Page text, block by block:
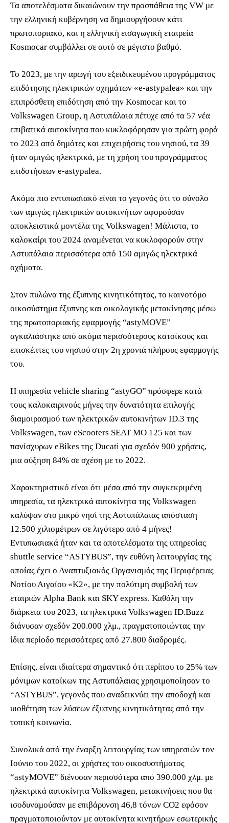
Τα αποτελέσματα δικαιώνουν την προσπάθεια της VW με
την ελληνική κυβέρνηση να δημιουργήσουν κάτι
πρωτοποριακό, και η ελληνική εισαγωγική εταιρεία
Kosmocar συμβάλλει σε αυτό σε μέγιστο βαθμό.
Το 2023, με την αρωγή του εξειδικευμένου προγράμματος
επιδότησης ηλεκτρικών οχημάτων «e-astypalea» και την
επιπρόσθετη επιδότηση από την Kosmocar και το
Volkswagen Group, η Αστυπάλαια πέτυχε από τα 57 νέα
επιβατικά αυτοκίνητα που κυκλοφόρησαν για πρώτη φορά
το 2023 από δημότες και επιχειρήσεις του νησιού, τα 39
ήταν αμιγώς ηλεκτρικά, με τη χρήση του προγράμματος
επιδοτήσεων e-astypalea.
Ακόμα πιο εντυπωσιακό είναι το γεγονός ότι το σύνολο
των αμιγώς ηλεκτρικών αυτοκινήτων αφορούσαν
αποκλειστικά μοντέλα της Volkswagen! Μάλιστα, το
καλοκαίρι του 2024 αναμένεται να κυκλοφορούν στην
Αστυπάλαια περισσότερα από 150 αμιγώς ηλεκτρικά
οχήματα.
Στον πυλώνα της έξυπνης κινητικότητας, το καινοτόμο
οικοσύστημα έξυπνης και οικολογικής μετακίνησης μέσω
της πρωτοποριακής εφαρμογής “astyMOVE”
αγκαλιάστηκε από ακόμα περισσότερους κατοίκους και
επισκέπτες του νησιού στην 2η χρονιά πλήρους εφαρμογής
του.
Η υπηρεσία vehicle sharing “astyGO” πρόσφερε κατά
τους καλοκαιρινούς μήνες την δυνατότητα επιλογής
διαμοιρασμού των ηλεκτρικών αυτοκινήτων ID.3 της
Volkswagen, των eScooters SEAT MO 125 και των
πανίσχυρων eBikes της Ducati για σχεδόν 900 χρήσεις,
μια αύξηση 84% σε σχέση με το 2022.
Χαρακτηριστικό είναι ότι μέσα από την συγκεκριμένη
υπηρεσία, τα ηλεκτρικά αυτοκίνητα της Volkswagen
καλύψαν στο μικρό νησί της Αστυπάλαιας απόσταση
12.500 χιλιομέτρων σε λιγότερο από 4 μήνες!
Εντυπωσιακά ήταν και τα αποτελέσματα της υπηρεσίας
shuttle service “ASTYBUS”, την ευθύνη λειτουργίας της
οποίας έχει ο Αναπτυξιακός Οργανισμός της Περιφέρειας
Νοτίου Αιγαίου «K2», με την πολύτιμη συμβολή των
εταιριών Alpha Bank και SKY express. Καθόλη την
διάρκεια του 2023, τα ηλεκτρικά Volkswagen ID.Buzz
διάνυσαν σχεδόν 200.000 χλμ., πραγματοποιώντας την
ίδια περίοδο περισσότερες από 27.800 διαδρομές.
Επίσης, είναι ιδιαίτερα σημαντικό ότι περίπου το 25% των
μόνιμων κατοίκων της Αστυπάλαιας χρησιμοποίησαν το
“ASTYBUS”, γεγονός που αναδεικνύει την αποδοχή και
υιοθέτηση των λύσεων έξυπνης κινητικότητας από την
τοπική κοινωνία.
Συνολικά από την έναρξη λειτουργίας των υπηρεσιών τον
Ιούνιο του 2022, οι χρήστες του οικοσυστήματος
“astyMOVE” διένυσαν περισσότερα από 390.000 χλμ. με
ηλεκτρικά αυτοκίνητα Volkswagen, μετακινήσεις που θα
ισοδυναμούσαν με επιβάρυνση 46,8 τόνων CO2 εφόσον
πραγματοποιούνταν με αυτοκίνητα κινητήρων εσωτερικής